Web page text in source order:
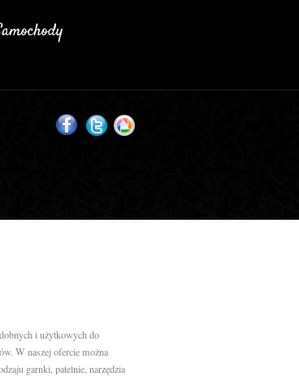
i użytkowych do
W naszej ofercie można
garnki, patelnie, narzędzia